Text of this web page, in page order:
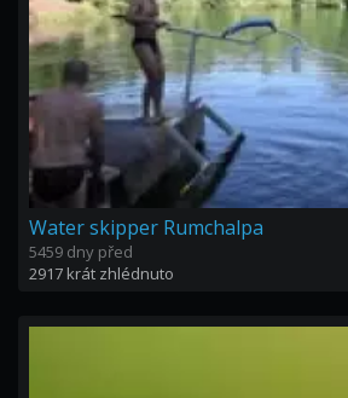
Water skipper Rumchalpa
5459 dny před
2917 krát zhlédnuto